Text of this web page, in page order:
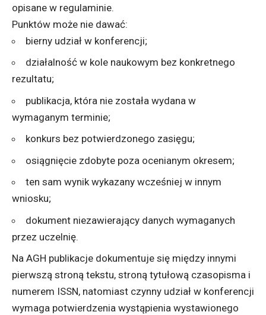
opisane w regulaminie.
Punktów może nie dawać:
bierny udział w konferencji;
działalność w kole naukowym bez konkretnego
rezultatu;
publikacja, która nie została wydana w
wymaganym terminie;
konkurs bez potwierdzonego zasięgu;
osiągnięcie zdobyte poza ocenianym okresem;
ten sam wynik wykazany wcześniej w innym
wniosku;
dokument niezawierający danych wymaganych
przez uczelnię.
Na AGH publikacje dokumentuje się między innymi
pierwszą stroną tekstu, stroną tytułową czasopisma i
numerem ISSN, natomiast czynny udział w konferencji
wymaga potwierdzenia wystąpienia wystawionego